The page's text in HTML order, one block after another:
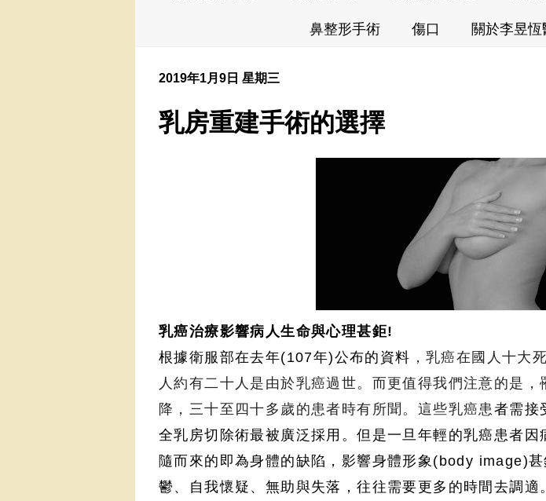
鼻整形手術 傷口 關於李昱恆
2019年1月9日 星期三
乳房重建手術的選擇
乳癌治療影響病人生命與心理甚鉅!
根據衛服部在去年(107年)公布的資料 ，乳癌在國人十大
人約有二十人是由於乳癌過世。而更值得我們注意的是
降 ，三十至四十多歲的患者時有所聞 。這些乳癌患 者需接
全乳房切除術最被廣泛採用。但是一旦年輕的乳癌患者因
隨而來的即為身體的缺陷，影響身體形象(body image)
鬱、自我懷疑、無助與失落，往往需要更多的時間去調適